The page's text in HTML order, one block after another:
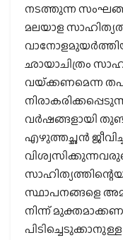
നടത്തുന്ന
മലയാള
ഛായാചിത്രം
വയ്‌ക്കണമെന്ന
വര്‍ഷങ്ങളായി
എഴുത്തച്ഛന്‍
സ്ഥാപനങ്ങളെ
നിന്ന്